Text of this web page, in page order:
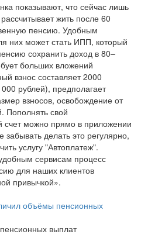
показывают, что сейчас лишь
жить после 60
пенсию. Удобным
них может стать ИПП, который
сохранить доход в 80–
больших вложений
взнос составляет 2000
рублей), предполагает
взносов, освобождение от
Пополнять свой
счет можно прямо в приложении
делать это регулярно,
услугу "Автоплатеж".
сервисам процесс
для наших клиентов
привычкой».
объёмы пенсионных
выплат